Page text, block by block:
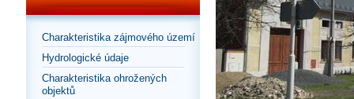
Charakteristika zájmového území
Hydrologické údaje
Charakteristika ohrožených
objektů